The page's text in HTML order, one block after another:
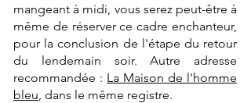
mangeant à midi, vous serez peut-être à
même de réserver ce cadre enchanteur,
pour la conclusion de l'étape du retour
du lendemain soir. Autre adresse
recommandée : La Maison de l'homme
bleu, dans le même registre.